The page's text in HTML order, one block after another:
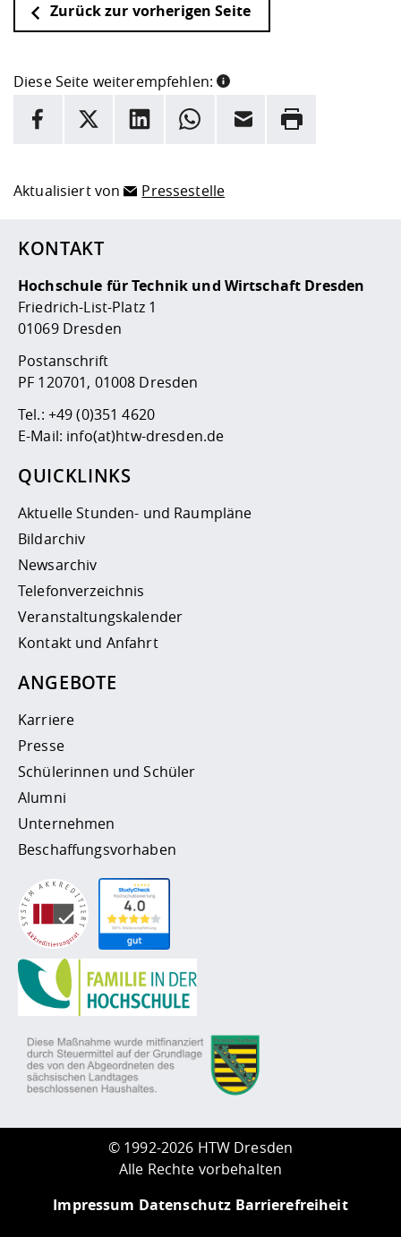
Zurück zur vorherigen Seite
Diese Seite weiterempfehlen:
INFORMATION
Facebook
X LinkedInWhatsappE-Mail Drucken
Aktualisiert von Pressestelle
KONTAKT
Hochschule für Technik und Wirtschaft Dresden
Friedrich-List-Platz 1
01069 Dresden
Postanschrift
PF 120701, 01008 Dresden
Tel.: +49 (0)351 4620
E-Mail: info(at)htw-dresden.de
QUICKLINKS
Aktuelle Stunden- und Raumpläne
Bildarchiv
Newsarchiv
Telefonverzeichnis
Veranstaltungskalender
Kontakt und Anfahrt
ANGEBOTE
Karriere
Presse
Schülerinnen und Schüler
Alumni
Unternehmen
Beschaffungsvorhaben
© 1992-2026 HTW Dresden
Alle Rechte vorbehalten
Impressum Datenschutz Barrierefreiheit